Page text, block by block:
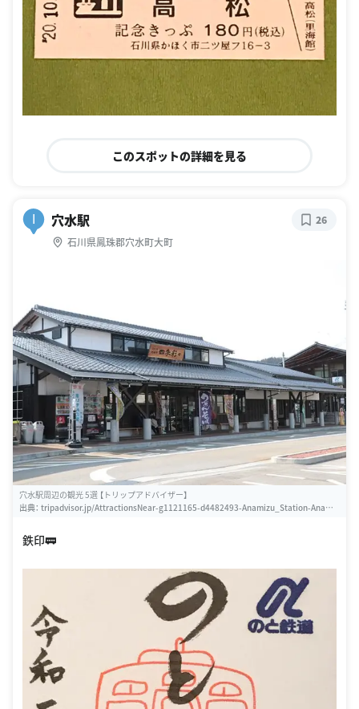
このスポットの詳細を見る
穴水駅
石川県鳳珠郡穴水町大町
26
穴水駅周辺の観光 5選 【トリップアドバイザー】
出典： tripadvisor.jp/AttractionsNear-g1121165-d4482493-Anamizu_Station-Anamiz
鉄印🚃